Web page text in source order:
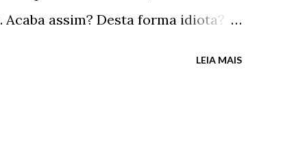
Acaba assim? Desta forma idiota?
respondeu, seco – Já estou indo.
LEIA MAIS